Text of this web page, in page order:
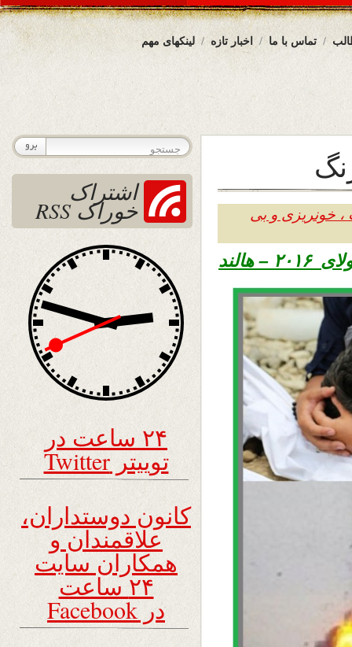
لینکهای مهم اخبار تازه تماس با ما
، خونریزی و بی
اشتراک
خوراک RSS
۲۴ ساعت در
توییتر Twitter
کانون دوستداران،
علاقمندان و
همکاران سایت
۲۴ ساعت
در Facebook